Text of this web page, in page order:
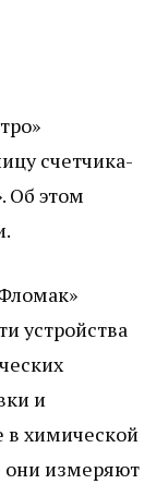
счетчика-
Об этом
устройства
и
в химической
измеряют